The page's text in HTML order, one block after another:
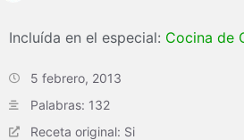
Incluída en el especial: Cocina de
5 febrero, 2013
Palabras: 132
Receta original: Si